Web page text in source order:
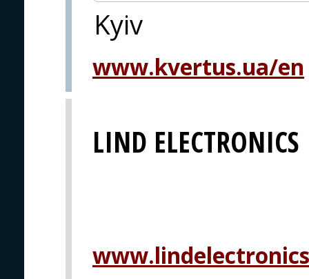
Kyiv
www.kvertus.ua/en
LIND ELECTRONICS